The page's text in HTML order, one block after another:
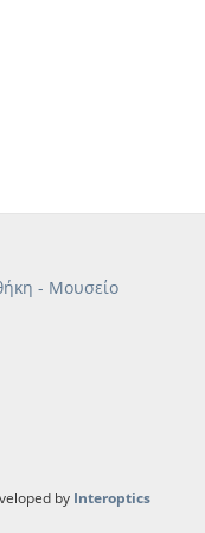
- Μουσείο
by Interoptics